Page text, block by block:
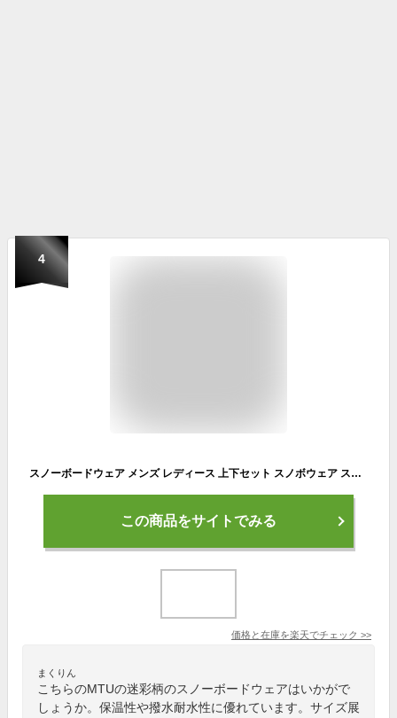
4
スノーボードウェア メンズ レディース 上下セット スノボウェア スノボー スキー ジャケット パンツ セットアップ MTU エムティーユー 全22色 黒 白 迷彩 6サイズ ユニセックス ジュニア 小さい 大きいサイズ XS/S/M/L/XL/XXL 2024-2025
この商品をサイトでみる
価格と在庫を楽天でチェック >>
まくりん
こちらのMTUの迷彩柄のスノーボードウェアはいかがで
しょうか。保温性や撥水耐水性に優れています。サイズ展